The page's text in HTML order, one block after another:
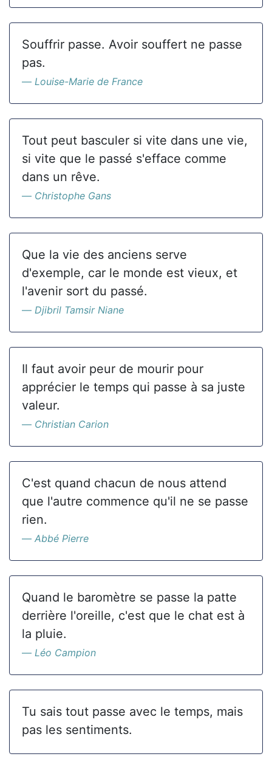
Souffrir passe. Avoir souffert ne passe
pas.
Louise-Marie de France
Tout peut basculer si vite dans une vie,
si vite que le passé s'efface comme
dans un rêve.
Christophe Gans
Que la vie des anciens serve
d'exemple, car le monde est vieux, et
l'avenir sort du passé.
Djibril Tamsir Niane
Il faut avoir peur de mourir pour
apprécier le temps qui passe à sa juste
valeur.
Christian Carion
C'est quand chacun de nous attend
que l'autre commence qu'il ne se passe
rien.
Abbé Pierre
Quand le baromètre se passe la patte
derrière l'oreille, c'est que le chat est à
la pluie.
Léo Campion
Tu sais tout passe avec le temps, mais
pas les sentiments.